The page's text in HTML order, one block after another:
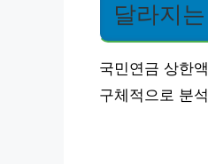
달라지
국민연금 상한
구체적으로 분